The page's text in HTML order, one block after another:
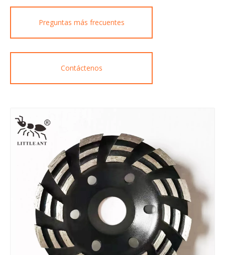
Preguntas más frecuentes
Contáctenos